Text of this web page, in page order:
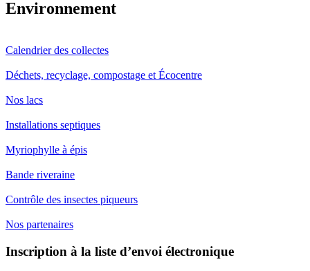
Environnement
Calendrier des collectes
Déchets, recyclage, compostage et Écocentre
Nos lacs
Installations septiques
Myriophylle à épis
Bande riveraine
Contrôle des insectes piqueurs
Nos partenaires
Inscription à la liste d’envoi électronique